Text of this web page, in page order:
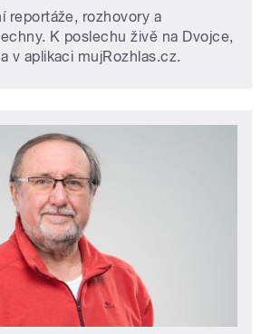
reportáže, rozhovory a
K poslechu živě na Dvojce,
v aplikaci mujRozhlas.cz.